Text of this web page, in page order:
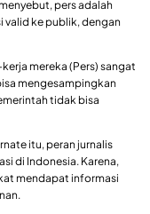
pers adalah
ke publik, dengan
mereka (Pers) sangat
mengesampingkan
tidak bisa
itu, peran jurnalis
di Indonesia. Karena,
mendapat informasi